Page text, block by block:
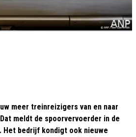
meer treinreizigers van en naar
meldt de spoorvervoerder in de
Het bedrijf kondigt ook nieuwe